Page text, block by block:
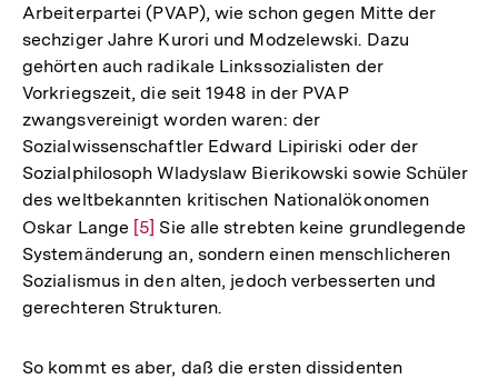
Arbeiterpartei (PVAP), wie schon gegen Mitte der
sechziger Jahre Kurori und Modzelewski. Dazu
gehörten auch radikale Linkssozialisten der
Vorkriegszeit, die seit 1948 in der PVAP
zwangsvereinigt worden waren: der
Sozialwissenschaftler Edward Lipiriski oder der
Sozialphilosoph Wladyslaw Bierikowski sowie Schüler
des weltbekannten kritischen Nationalökonomen
Oskar Lange Zur
Auflösung
der
Fußnote
[5] Sie alle strebten keine grundlegende
Systemänderung an, sondern einen menschlicheren
Sozialismus in den alten, jedoch verbesserten und
gerechteren Strukturen.
So kommt es aber, daß die ersten dissidenten